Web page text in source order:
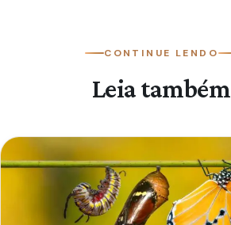
CONTINUE LENDO
Leia também